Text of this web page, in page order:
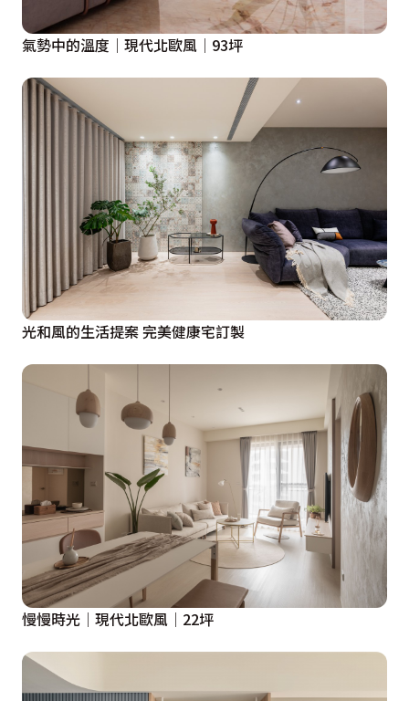
氣勢中的溫度│現代北歐風│93坪
光和風的生活提案 完美健康宅訂製
慢慢時光│現代北歐風│22坪